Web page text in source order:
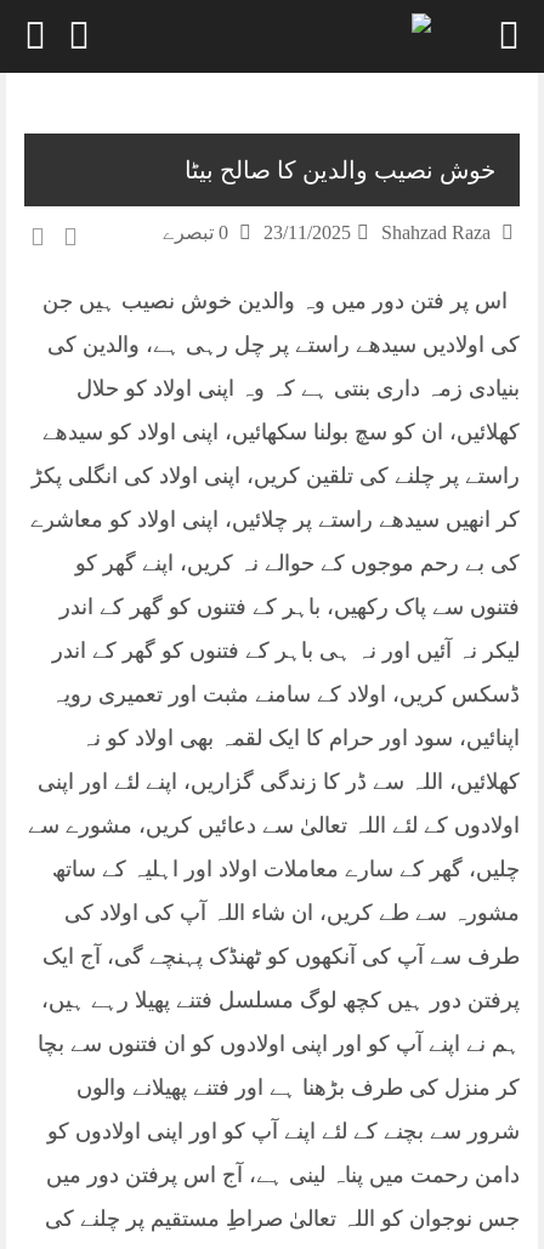
خوش نصیب والدین کا صالح بیٹا
Shahzad Raza
23/11/2025
اس پر فتن دور میں وہ والدین خوش نصیب ہیں جن
کی اولادیں سیدھے راستے پر چل رہی ہے، والدین کی
بنیادی زمہ داری بنتی ہے کہ وہ اپنی اولاد کو حلال
کھلائیں، ان کو سچ بولنا سکھائیں، اپنی اولاد کو سیدھے
راستے پر چلنے کی تلقین کریں، اپنی اولاد کی انگلی پکڑ
کر انھیں سیدھے راستے پر چلائیں، اپنی اولاد کو معاشرے
کی بے رحم موجوں کے حوالے نہ کریں، اپنے گھر کو
فتنوں سے پاک رکھیں، باہر کے فتنوں کو گھر کے اندر
لیکر نہ آئیں اور نہ ہی باہر کے فتنوں کو گھر کے اندر
ڈسکس کریں، اولاد کے سامنے مثبت اور تعمیری رویہ
اپنائیں، سود اور حرام کا ایک لقمہ بھی اولاد کو نہ
کھلائیں، اللہ سے ڈر کا زندگی گزاریں، اپنے لئے اور اپنی
اولادوں کے لئے اللہ تعالیٰ سے دعائیں کریں، مشورے سے
چلیں، گھر کے سارے معاملات اولاد اور اہلیہ کے ساتھ
مشورہ سے طے کریں، ان شاء اللہ آپ کی اولاد کی
طرف سے آپ کی آنکھوں کو ٹھنڈک پہنچے گی، آج ایک
پرفتن دور ہیں کچھ لوگ مسلسل فتنے پھیلا رہے ہیں،
ہم نے اپنے آپ کو اور اپنی اولادوں کو ان فتنوں سے بچا
کر منزل کی طرف بڑھنا ہے اور فتنے پھیلانے والوں
شرور سے بچنے کے لئے اپنے آپ کو اور اپنی اولادوں کو
دامن رحمت میں پناہ لینی ہے، آج اس پرفتن دور میں
جس نوجوان کو اللہ تعالیٰ صراطِ مستقیم پر چلنے کی